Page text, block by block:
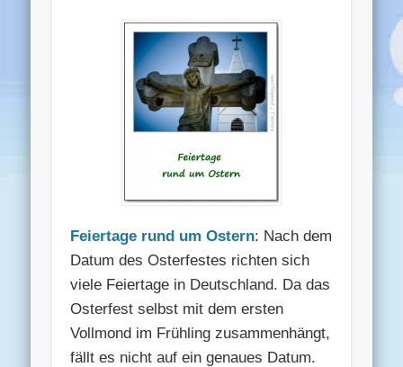
Feiertage rund um Ostern: Nach dem
Datum des Osterfestes richten sich
viele Feiertage in Deutschland. Da das
Osterfest selbst mit dem ersten
Vollmond im Frühling zusammenhängt,
fällt es nicht auf ein genaues Datum.